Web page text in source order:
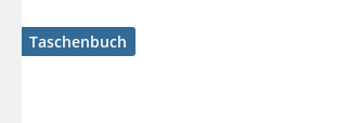
Taschenbuch